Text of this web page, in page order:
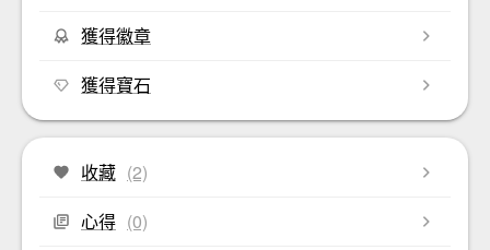
獲得徽章
獲得寶石
收藏 (2)
心得 (0)